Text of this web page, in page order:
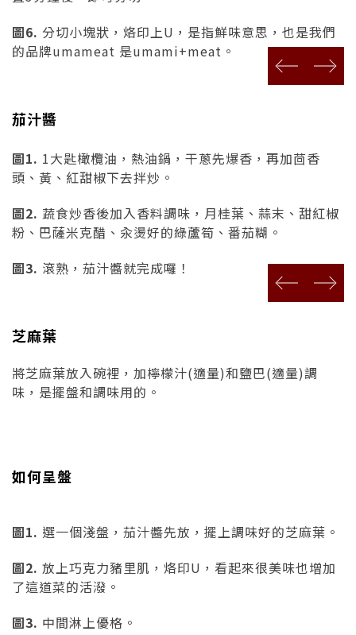
圖6. 分切小塊狀，烙印上U，是指鮮味意思，也是我們
的品牌umameat 是umami+meat。
prev next
茄汁醬
圖1. 1大匙橄欖油，熱油鍋，干蔥先爆香，再加茴香
頭、黃、紅甜椒下去拌炒。
圖2. 蔬食炒香後加入香料調味，月桂葉、蒜末、甜紅椒
粉、巴薩米克醋、汆燙好的綠蘆筍、番茄糊。
圖3. 滾熟，茄汁醬就完成囉！
prev next
芝麻葉
將芝麻葉放入碗裡，加檸檬汁(適量)和鹽巴(適量)調
味，是擺盤和調味用的。
如何呈盤
圖1. 選一個淺盤，茄汁醬先放，擺上調味好的芝麻葉。
圖2. 放上巧克力豬里肌，烙印U，看起來很美味也增加
了這道菜的活潑。
圖3. 中間淋上優格。